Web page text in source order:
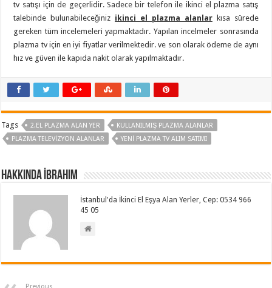
tv satışı için de geçerlidir. Sadece bir telefon ile ikinci el plazma satış
talebinde bulunabileceğiniz ikinci el plazma alanlarkısa sürede
gereken tüm incelemeleri yapmaktadır. Yapılan incelmeler sonrasında
plazma tv için en iyi fiyatlar verilmektedir. ve son olarak ödeme de aynı
hız ve güven ile kapıda nakit olarak yapılmaktadır.
Tags 2.EL PLAZMA ALAN YER
KULLANILMIŞ PLAZMA ALANLAR
PLAZMA TELEVIZYON ALANLAR
YENI PLAZMA TV ALIM SATIMI
Hakkında İbrahim
İstanbul'da İkinci El Eşya Alan Yerler, Cep: 0534 966
45 05